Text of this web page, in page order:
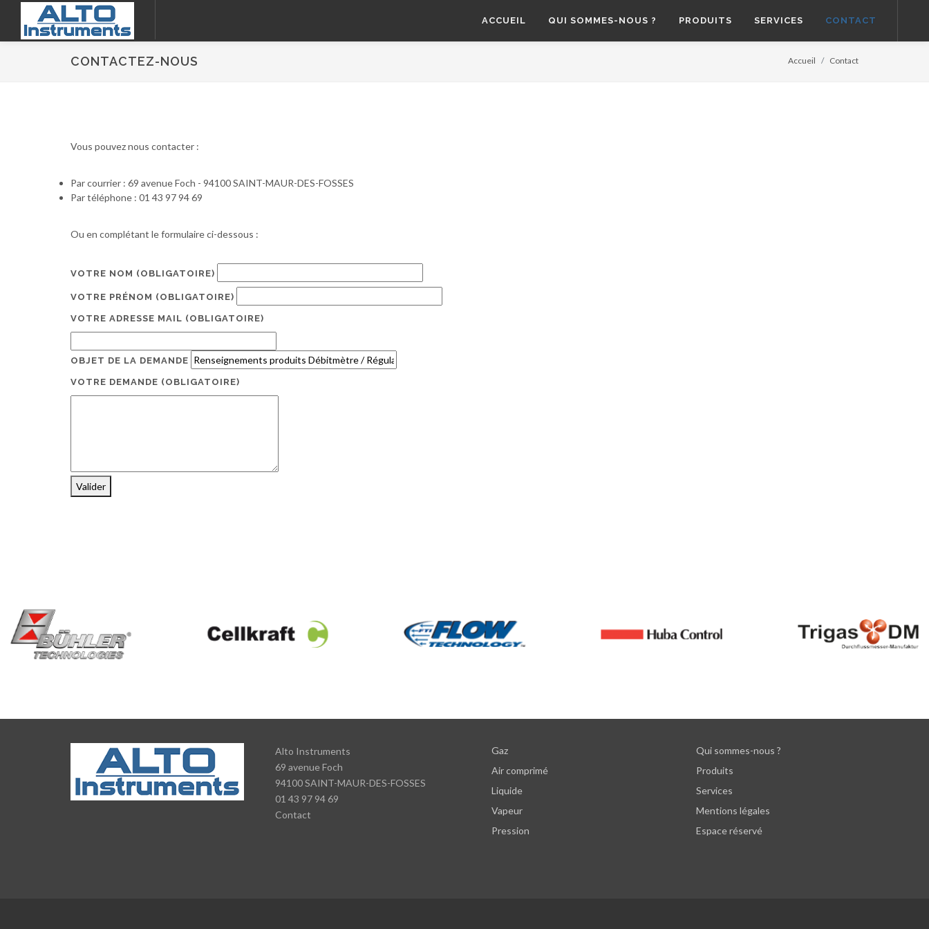
ACCUEIL QUI SOMMES-NOUS ? PRODUITS SERVICES CONTACT
CONTACTEZ-NOUS Accueil Contact
Vous pouvez nous contacter :
Par courrier : 69 avenue Foch - 94100 SAINT-MAUR-DES-FOSSES
Par téléphone : 01 43 97 94 69
Ou en complétant le formulaire ci-dessous :
VOTRE NOM (OBLIGATOIRE)
VOTRE PRÉNOM (OBLIGATOIRE)
VOTRE ADRESSE MAIL (OBLIGATOIRE)
OBJET DE LA DEMANDE
VOTRE DEMANDE (OBLIGATOIRE)
Valider
Alto Instruments
69 avenue Foch
94100 SAINT-MAUR-DES-FOSSES
01 43 97 94 69
Contact
Gaz
Air comprimé
Liquide
Vapeur
Pression
Qui sommes-nous ?
Produits
Services
Mentions légales
Espace réservé